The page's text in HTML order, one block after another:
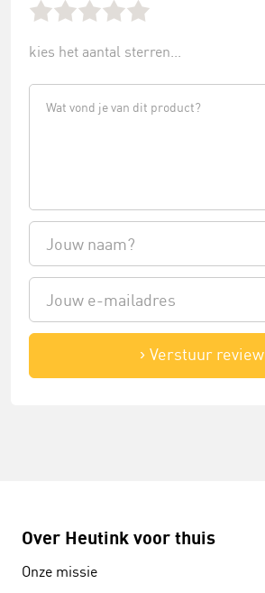
kies het aantal sterren...
Verstuur review
Over Heutink voor thuis
Onze missie